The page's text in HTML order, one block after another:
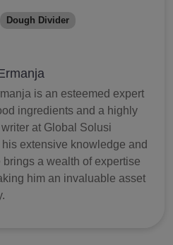
Dough Divider
is an esteemed expert
ingredients and a highly
at Global Solusi
his extensive knowledge and
brings a wealth of expertise
him an invaluable asset